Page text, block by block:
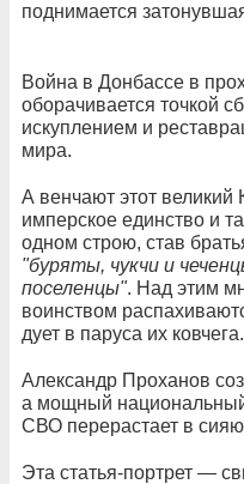
поднимается
Война в Донбассе в
оборачивается точкой
искуплением и
мира.
А венчают этот великий
имперское единство и
одном строю, став
"буряты, чукчи и
поселенцы". Над этим
воинством
дует в паруса их ковчега.
Александр Проханов
а мощный
СВО перерастает в
Эта статья-портрет —